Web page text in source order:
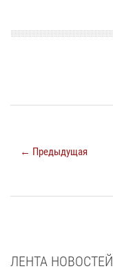
← Предыдущая
ЛЕНТА НОВОСТЕЙ